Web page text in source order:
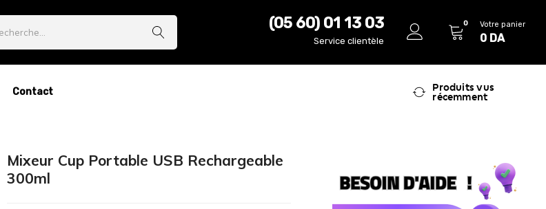
(05 60) 01 13 03
Service clientèle
0 Votre panier
0 DA
Contact
Produits vus
récemment
Mixeur Cup Portable USB Rechargeable
300ml